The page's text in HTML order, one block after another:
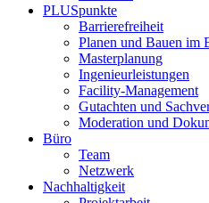
PLUSpunkte
Barrierefreiheit
Planen und Bauen im
Masterplanung
Ingenieurleistungen
Facility-Management
Gutachten und
Moderation und
Büro
Team
Netzwerk
Nachhaltigkeit